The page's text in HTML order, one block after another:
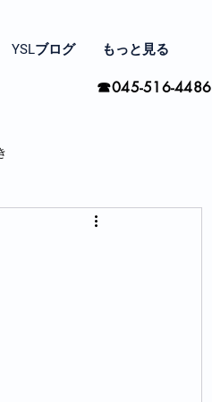
YSLブログ もっと見る
☎045-516-4486